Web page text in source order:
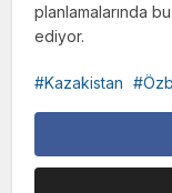
planlamalarında
ediyor.
Kazakistan